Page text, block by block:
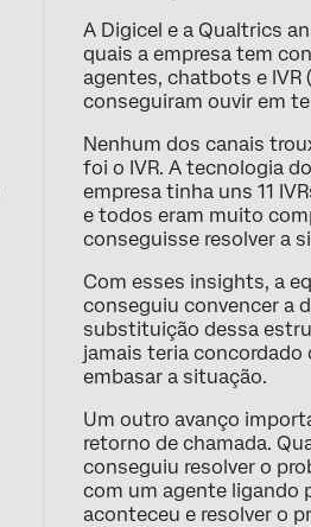
A Digicel e a Qualtrics
quais a empresa tem
agentes, chatbots e IVR
conseguiram ouvir em
Nenhum dos canais
foi o IVR. A tecnologia
empresa tinha uns 11
e todos eram muito
conseguisse resolver a
Com esses insights, a
conseguiu convencer a
substituição dessa
jamais teria
embasar a situação.
Um outro avanço
retorno de chamada.
conseguiu resolver o
com um agente ligando
aconteceu e resolver o